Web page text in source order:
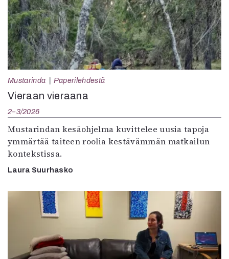
Mustarinda Paperilehdestä
Vieraan vieraana
2–3/2026
Mustarindan kesäohjelma kuvittelee uusia tapoja
ymmärtää taiteen roolia kestävämmän matkailun
kontekstissa.
Laura Suurhasko